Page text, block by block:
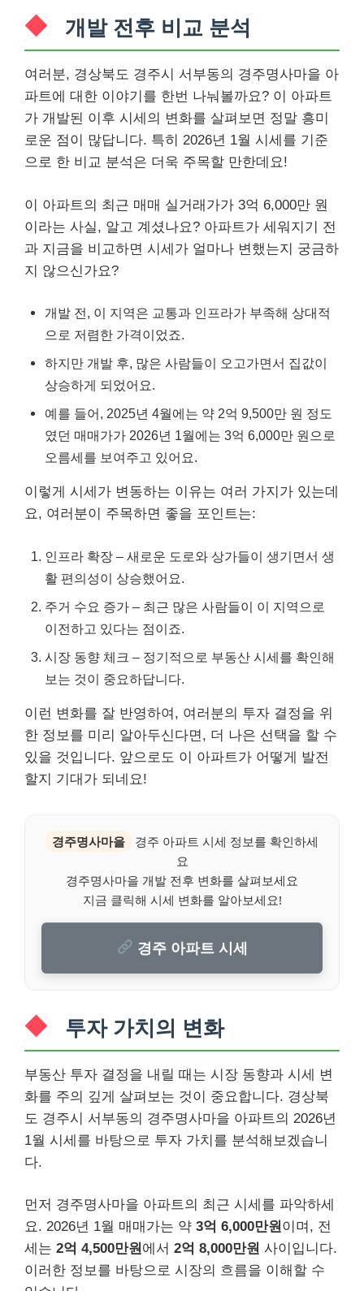
개발 전후 비교 분석
여러분, 경상북도 경주시 서부동의 경주명사마을 아
파트에 대한 이야기를 한번 나눠볼까요? 이 아파트
가 개발된 이후 시세의 변화를 살펴보면 정말 흥미
로운 점이 많답니다. 특히 2026년 1월 시세를 기준
으로 한 비교 분석은 더욱 주목할 만한데요!
이 아파트의 최근 매매 실거래가가 3억 6,000만 원
이라는 사실, 알고 계셨나요? 아파트가 세워지기 전
과 지금을 비교하면 시세가 얼마나 변했는지 궁금하
지 않으신가요?
개발 전, 이 지역은 교통과 인프라가 부족해 상대적
으로 저렴한 가격이었죠.
하지만 개발 후, 많은 사람들이 오고가면서 집값이
상승하게 되었어요.
예를 들어, 2025년 4월에는 약 2억 9,500만 원 정도
였던 매매가가 2026년 1월에는 3억 6,000만 원으로
오름세를 보여주고 있어요.
이렇게 시세가 변동하는 이유는 여러 가지가 있는데
요, 여러분이 주목하면 좋을 포인트는:
인프라 확장 – 새로운 도로와 상가들이 생기면서 생
활 편의성이 상승했어요.
주거 수요 증가 – 최근 많은 사람들이 이 지역으로
이전하고 있다는 점이죠.
시장 동향 체크 – 정기적으로 부동산 시세를 확인해
보는 것이 중요하답니다.
이런 변화를 잘 반영하여, 여러분의 투자 결정을 위
한 정보를 미리 알아두신다면, 더 나은 선택을 할 수
있을 것입니다. 앞으로도 이 아파트가 어떻게 발전
할지 기대가 되네요!
경주명사마을
경주 아파트 시세 정보를 확인하세
요
경주명사마을 개발 전후 변화를 살펴보세요
지금 클릭해 시세 변화를 알아보세요!
경주 아파트 시세
투자 가치의 변화
부동산 투자 결정을 내릴 때는 시장 동향과 시세 변
화를 주의 깊게 살펴보는 것이 중요합니다. 경상북
도 경주시 서부동의 경주명사마을 아파트의 2026년
1월 시세를 바탕으로 투자 가치를 분석해보겠습니
다.
먼저 경주명사마을 아파트의 최근 시세를 파악하세
요. 2026년 1월 매매가는 약 3억 6,000만원이며, 전
세는 2억 4,500만원에서 2억 8,000만원 사이입니다.
이러한 정보를 바탕으로 시장의 흐름을 이해할 수